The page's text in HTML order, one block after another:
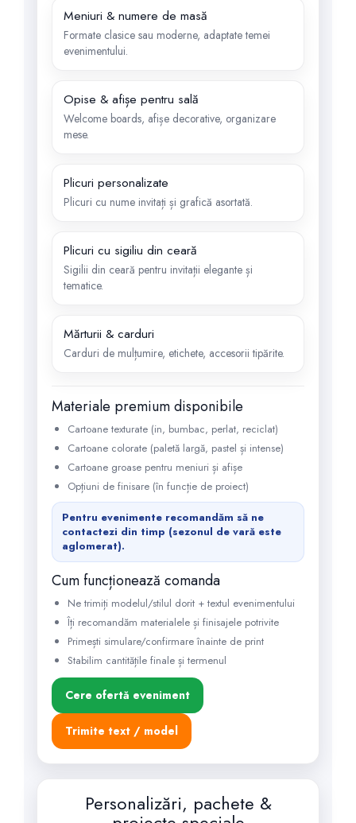
Meniuri & numere de masă
Formate clasice sau moderne, adaptate temei
evenimentului.
Opise & afișe pentru sală
Welcome boards, afișe decorative, organizare
mese.
Plicuri personalizate
Plicuri cu nume invitați și grafică asortată.
Plicuri cu sigiliu din ceară
Sigilii din ceară pentru invitații elegante și
tematice.
Mărturii & carduri
Carduri de mulțumire, etichete, accesorii tipărite.
Materiale premium disponibile
Cartoane texturate (in, bumbac, perlat, reciclat)
Cartoane colorate (paletă largă, pastel și intense)
Cartoane groase pentru meniuri și afișe
Opțiuni de finisare (în funcție de proiect)
Pentru evenimente recomandăm să ne
contactezi din timp (sezonul de vară este
aglomerat).
Cum funcționează comanda
Ne trimiți modelul/stilul dorit + textul evenimentului
Îți recomandăm materialele și finisajele potrivite
Primești simulare/confirmare înainte de print
Stabilim cantitățile finale și termenul
Cere ofertă eveniment
Trimite text / model
Personalizări, pachete &